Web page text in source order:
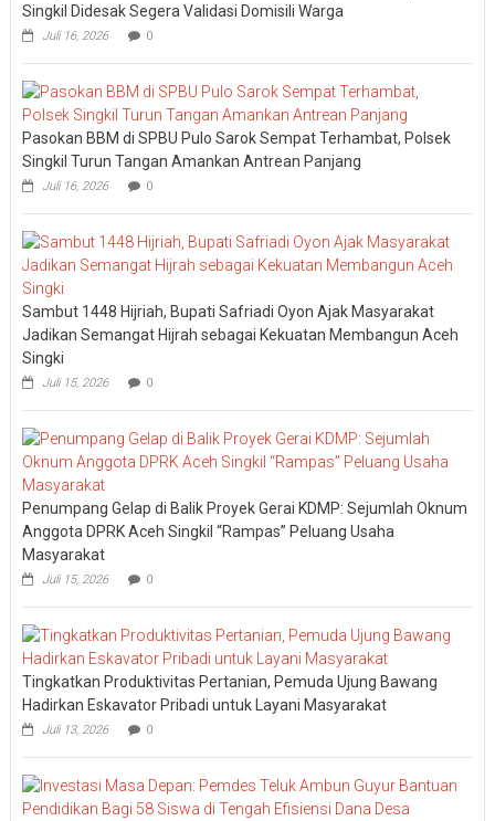
Singkil Didesak Segera Validasi Domisili Warga
Juli 16, 2026 0
Pasokan BBM di SPBU Pulo Sarok Sempat Terhambat, Polsek
Singkil Turun Tangan Amankan Antrean Panjang
Juli 16, 2026 0
Sambut 1448 Hijriah, Bupati Safriadi Oyon Ajak Masyarakat
Jadikan Semangat Hijrah sebagai Kekuatan Membangun Aceh
Singki
Juli 15, 2026 0
Penumpang Gelap di Balik Proyek Gerai KDMP: Sejumlah Oknum
Anggota DPRK Aceh Singkil “Rampas” Peluang Usaha
Masyarakat
Juli 15, 2026 0
Tingkatkan Produktivitas Pertanian, Pemuda Ujung Bawang
Hadirkan Eskavator Pribadi untuk Layani Masyarakat
Juli 13, 2026 0